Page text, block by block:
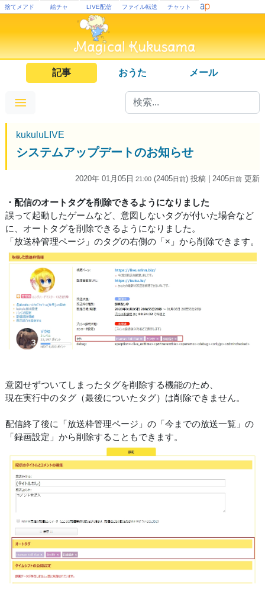
捨てメアド 絵チャ LIVE配信 ファイル転送 チャット
記事 おうた メール
kukuluLIVE
システムアップデートのお知らせ
2020年 01月05日 21:00 (2405日前) 投稿 | 2405日前 更新
・配信のオートタグを削除できるようになりました
誤って起動したゲームなど、意図しないタグが付いた場合など
に、オートタグを削除できるようになりました。
「放送枠管理ページ」のタグの右側の「×」から削除できます。
意図せずついてしまったタグを削除する機能のため、
現在実行中のタグ（最後についたタグ）は削除できません。
配信終了後に「放送枠管理ページ」の「今までの放送一覧」の
「録画設定」から削除することもできます。